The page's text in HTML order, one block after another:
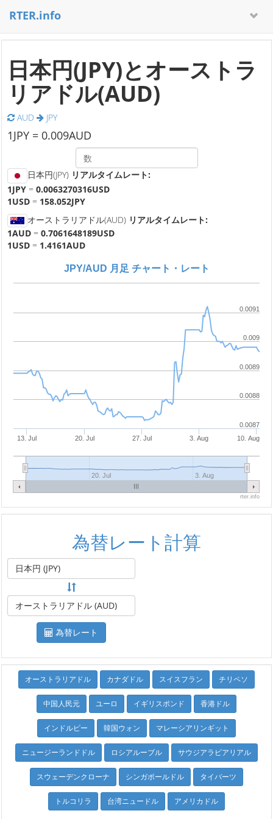
RTER.info
日本円(JPY)とオーストラ
リアドル(AUD)
AUD JPY
1JPY = 0.009AUD
日本円(JPY) リアルタイムレート:
1JPY = 0.0063270316USD
1USD = 158.052JPY
オーストラリアドル(AUD) リアルタイムレート:
1AUD = 0.7061648189USD
1USD = 1.4161AUD
JPY/AUD 月足 チャート・レート
13. Jul 20. Jul 27. Jul 3. Aug 10. Aug
20. Jul 3. Aug
0.0087
0.0088
0.0089
0.009
0.0091
rter.info
為替レート計算
日本円 (JPY)
オーストラリアドル (AUD)
為替レート
オーストラリアドル カナダドル スイスフラン チリペソ
中国人民元 ユーロ イギリスポンド 香港ドル
インドルピー 韓国ウォン マレーシアリンギット
ニュージーランドドル ロシアルーブル サウジアラビアリアル
スウェーデンクローナ シンガポールドル タイバーツ
トルコリラ 台湾ニュードル アメリカドル